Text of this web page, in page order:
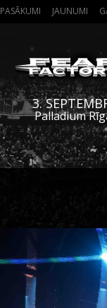
PASĀKUMI JAUNUMI
3.
Palladium